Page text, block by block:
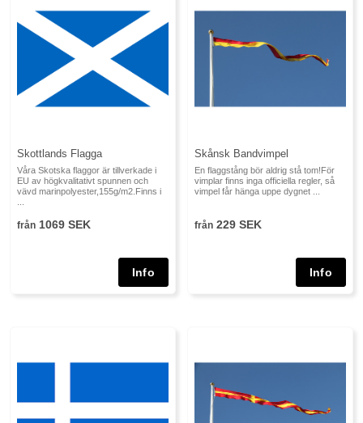
Skottlands Flagga
Våra Skotska flaggor är tillverkade i
EU av högkvalitativt spunnen och
vävd marinpolyester,155g/m2.Finns i
från 1069 SEK
Skånsk Bandvimpel
En flaggstång bör aldrig stå tom!För
vimplar finns inga officiella regler, så
vimpel får hänga uppe dygnet ...
från 229 SEK